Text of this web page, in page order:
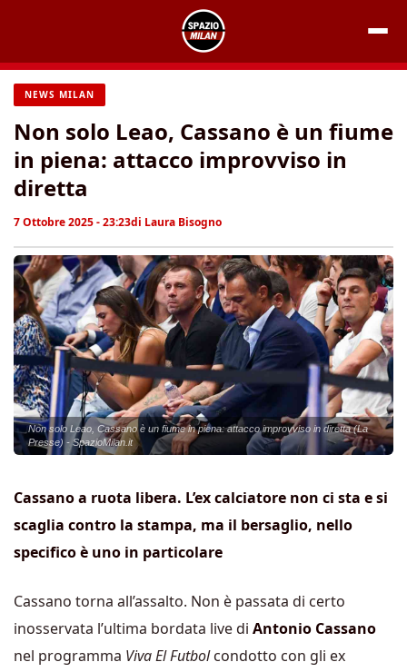
contenuto
NEWS MILAN
Non solo Leao, Cassano è un fiume
in piena: attacco improvviso in
diretta
7 Ottobre 2025 - 23:23di Laura Bisogno
Non solo Leao, Cassano è un fiume in piena: attacco improvviso in diretta (La
Presse) - SpazioMilan.it
Cassano a ruota libera. L’ex calciatore non ci sta e si
scaglia contro la stampa, ma il bersaglio, nello
specifico è uno in particolare
Cassano torna all’assalto. Non è passata di certo
inosservata l’ultima bordata live di Antonio Cassano
nel programma Viva El Futbolcondotto con gli ex